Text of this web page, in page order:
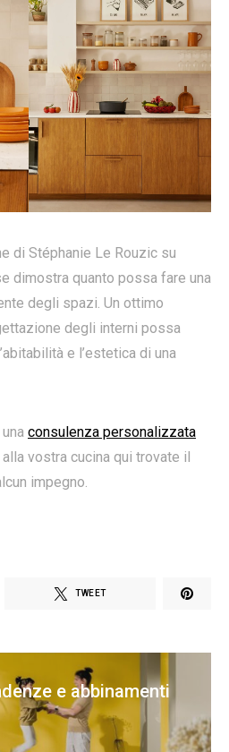
di Stéphanie Le Rouzic su
dimostra quanto possa fare una
degli spazi. Un ottimo
degli interni possa
e l’estetica di una
consulenza personalizzata
vostra cucina qui trovate il
impegno.
TWEET
e abbinamenti